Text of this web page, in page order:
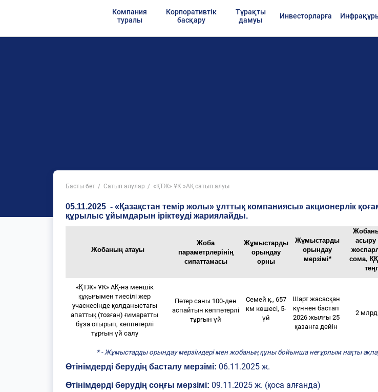
Компания
туралы
Корпоративтік
басқару
Тұрақты
дамуы
Инвесторларға
Басты бет Сатып алулар «ҚТЖ» ҰК »АҚ сатып алуы
05.11.2025 - «Қазақстан темір жолы» ұлттық компаниясы» акционерлік
құрылыс ұйымдарын іріктеуді жариялайды.
Жобаның атауы
Жоба
параметрлерінің
сипаттамасы
Жұмыстарды
орындау
орны
Жұмыстарды
орындау
мерзімі*
асыру
сома,
«ҚТЖ» ҰК» АҚ-на меншік
құқығымен тиесілі жер
учаскесінде қолданыстағы
апаттық (тозған) ғимаратты
бұза отырып, көппәтерлі
тұрғын үй салу
Пәтер саны 100-ден
аспайтын көппәтерлі
тұрғын үй
Семей қ., 657
км көшесі, 5-
үй
Шарт жасасқан
күннен бастап
2026 жылғы 25
қазанға дейін
2 млрд
* - Жұмыстарды орындау мерзімдері мен жобаның құны бойынша неғұрлым нақты
Өтінімдерді берудің басталу мерзімі: 06.11.2025 ж.
Өтінімдерді берудің соңғы мерзімі: 09.11.2025 ж. (қоса алғанда)